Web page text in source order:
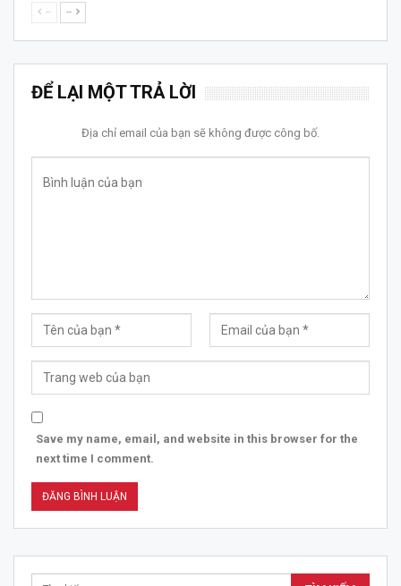
-- --
ĐỂ LẠI MỘT TRẢ LỜI
Địa chỉ email của bạn sẽ không được công bố.
Save my name, email, and website in this browser for the
next time I comment.